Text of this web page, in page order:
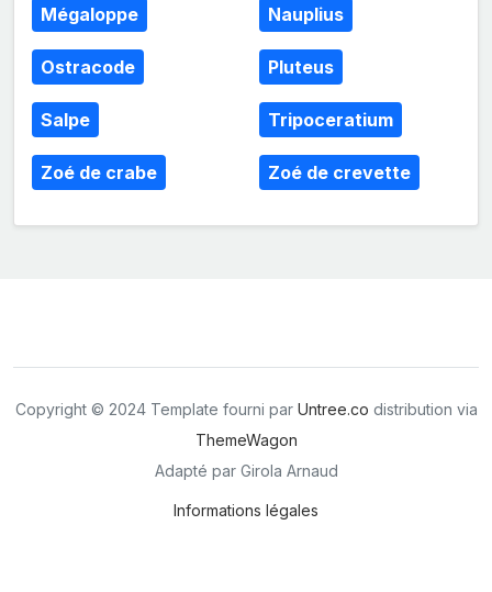
Mégaloppe Nauplius
Ostracode Pluteus
Salpe Tripoceratium
Zoé de crabe Zoé de crevette
Copyright © 2024 Template fourni par Untree.co distribution via
ThemeWagon
Adapté par Girola Arnaud
Informations légales